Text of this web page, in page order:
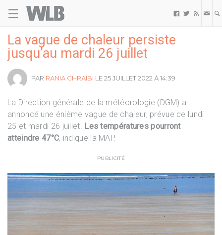
☰   
La vague de chaleur persiste
jusqu’au mardi 26 juillet
PAR RANIA CHRAIBI LE 25 JUILLET 2022 À 14:39
La Direction générale de la météorologie (DGM) a
annoncé une énième vague de chaleur, prévue ce lundi
25 et mardi 26 juillet. Les températures pourront
atteindre 47°C, indique la MAP.
PUBLICITÉ